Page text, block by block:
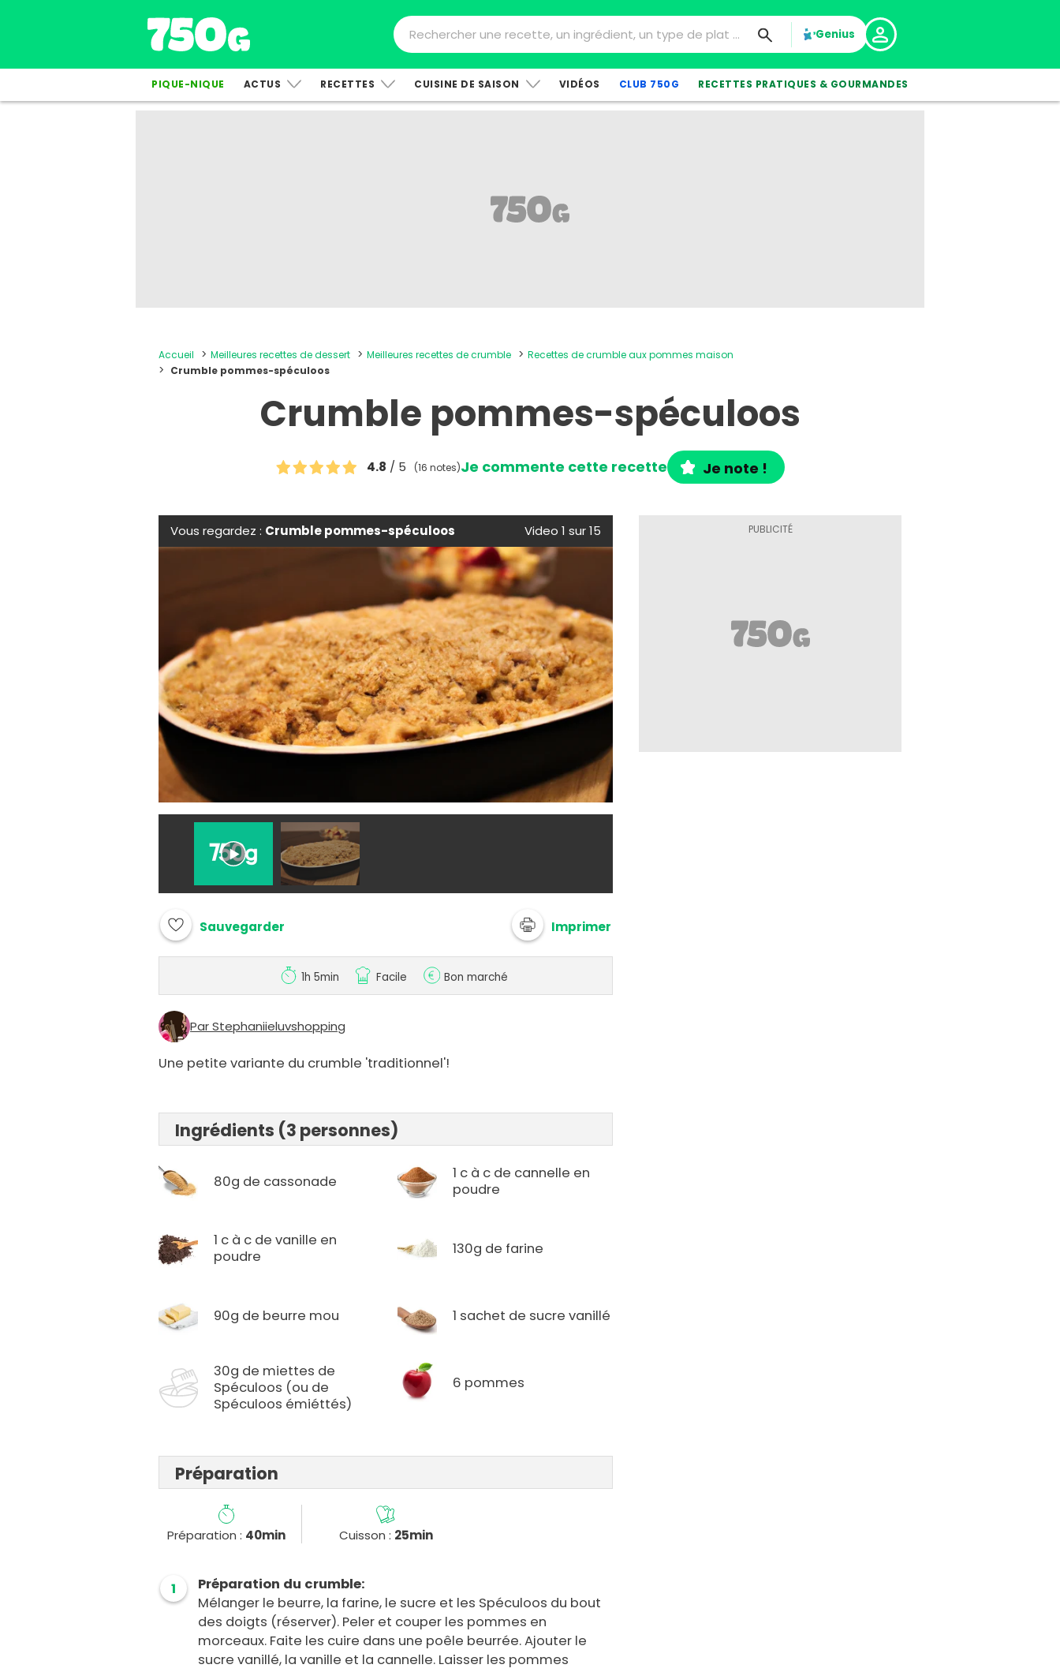
Genius
PIQUE-NIQUE ACTUS RECETTES CUISINE DE SAISON VIDÉOS CLUB 750G RECETTES PRATIQUES & GOURMANDES
Accueil Meilleures recettes de dessert Meilleures recettes de crumble
Recettes de crumble aux pommes maison
Crumble pommes-spéculoos
Crumble pommes-spéculoos
4.8 / 5 (16 notes)Je commente cette recette Je note !
Vous regardez : Crumble pommes-spéculoos Video 1 sur 15
Sauvegarder Imprimer
1h 5min Facile Bon marché
Par Stephaniieluvshopping
Une petite variante du crumble 'traditionnel'!
Ingrédients (3 personnes)
80g de cassonade
1 c à c de cannelle en
poudre
1 c à c de vanille en
poudre
130g de farine
90g de beurre mou 1 sachet de sucre vanillé
30g de miettes de
Spéculoos (ou de
Spéculoos émiéttés)
6 pommes
Préparation
Préparation : 40min Cuisson : 25min
1
Préparation du crumble:
Mélanger le beurre, la farine, le sucre et les Spéculoos du bout
des doigts (réserver). Peler et couper les pommes en
morceaux. Faite les cuire dans une poêle beurrée. Ajouter le
sucre vanillé, la vanille et la cannelle. Laisser les pommes